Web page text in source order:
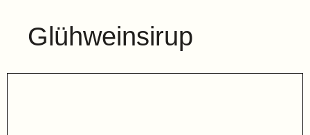
Glühweinsirup